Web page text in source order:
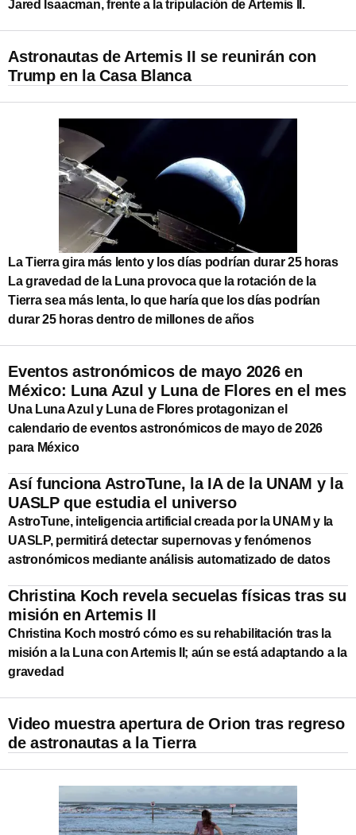
Jared Isaacman, frente a la tripulación de Artemis II.
Astronautas de Artemis II se reunirán con
Trump en la Casa Blanca
La Tierra gira más lento y los días podrían durar 25 horas
La gravedad de la Luna provoca que la rotación de la
Tierra sea más lenta, lo que haría que los días podrían
durar 25 horas dentro de millones de años
Eventos astronómicos de mayo 2026 en
México: Luna Azul y Luna de Flores en el mes
Una Luna Azul y Luna de Flores protagonizan el
calendario de eventos astronómicos de mayo de 2026
para México
Así funciona AstroTune, la IA de la UNAM y la
UASLP que estudia el universo
AstroTune, inteligencia artificial creada por la UNAM y la
UASLP, permitirá detectar supernovas y fenómenos
astronómicos mediante análisis automatizado de datos
Christina Koch revela secuelas físicas tras su
misión en Artemis II
Christina Koch mostró cómo es su rehabilitación tras la
misión a la Luna con Artemis II; aún se está adaptando a la
gravedad
Video muestra apertura de Orion tras regreso
de astronautas a la Tierra